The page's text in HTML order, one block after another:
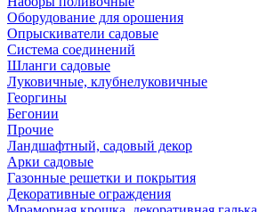
Оборудование для орошения
Опрыскиватели садовые
Система соединений
Шланги садовые
Луковичные, клубнелуковичные
Георгины
Бегонии
Прочие
Ландшафтный, садовый декор
Арки садовые
Газонные решетки и покрытия
Декоративные ограждения